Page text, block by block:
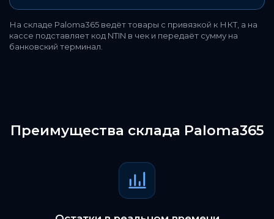
На складе Paloma365 ведёт товары с привязкой к НКТ, а на
кассе подставляет код NTIN в чек и передаёт сумму на
банковский терминал.
Преимущества склада Paloma365